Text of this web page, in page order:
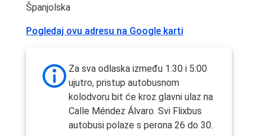
Španjolska
Pogledaj ovu adresu na Google karti
Za sva odlaska između 1:30 i 5:00
ujutro, pristup autobusnom
kolodvoru bit će kroz glavni ulaz na
Calle Méndez Álvaro. Svi Flixbus
autobusi polaze s perona 26 do 30.